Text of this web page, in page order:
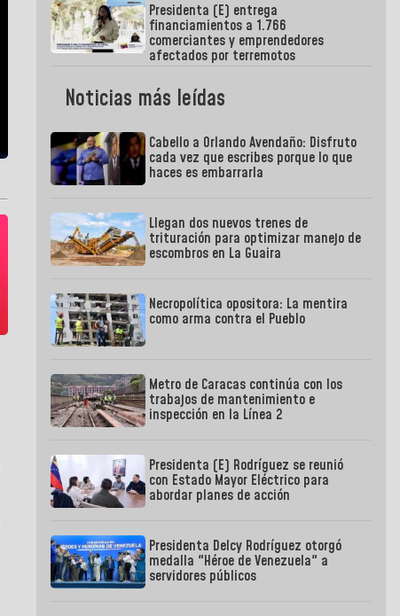
Presidenta (E) entrega
financiamientos a 1.766
comerciantes y emprendedores
afectados por terremotos
Noticias más leídas
Cabello a Orlando Avendaño: Disfruto
cada vez que escribes porque lo que
haces es embarrarla
Llegan dos nuevos trenes de
trituración para optimizar manejo de
escombros en La Guaira
Necropolítica opositora: La mentira
como arma contra el Pueblo
Metro de Caracas continúa con los
trabajos de mantenimiento e
inspección en la Línea 2
Presidenta (E) Rodríguez se reunió
con Estado Mayor Eléctrico para
abordar planes de acción
Presidenta Delcy Rodríguez otorgó
medalla "Héroe de Venezuela" a
servidores públicos